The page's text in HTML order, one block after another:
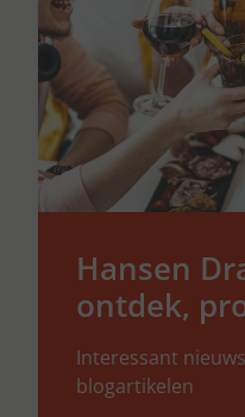
Hansen
ontdek,
Interessant
blogartikelen